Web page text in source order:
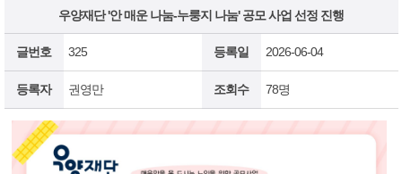
우양재단 '안 매운 나눔-누룽지 나눔' 공모 사업 선정 진행
글번호 325 등록일 2026-06-04
등록자 권영만 조회수 78명